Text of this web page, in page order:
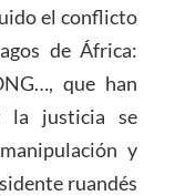
el conflicto
de África:
que han
la justicia se
y
ruandés